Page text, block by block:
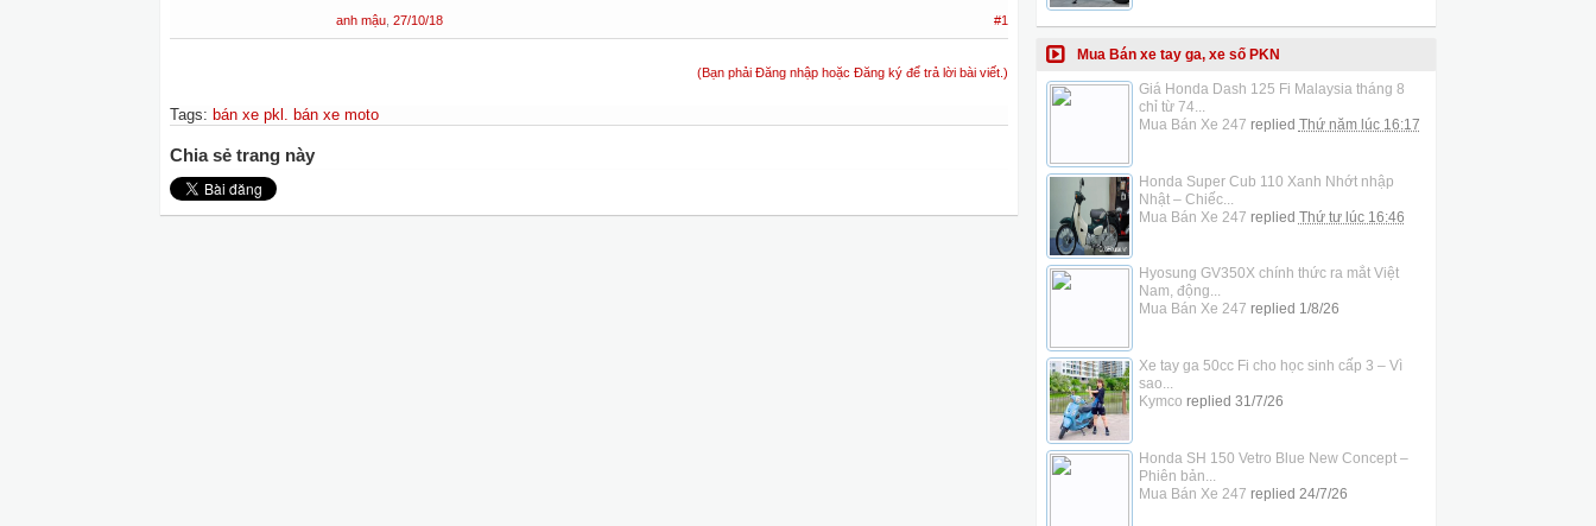
anh mậu 27/10/18 #1
(Bạn phải Đăng nhập hoặc Đăng ký để trả lời bài viết.)
Tags: bán xe pkl. bán xe moto
Chia sẻ trang này
Mua Bán xe tay ga, xe số PKN
Giá Honda Dash 125 Fi Malaysia tháng 8
chỉ từ 74...
Mua Bán Xe 247 replied Thứ năm lúc 16:17
Honda Super Cub 110 Xanh Nhớt nhập
Nhật – Chiếc...
Mua Bán Xe 247 replied Thứ tư lúc 16:46
Hyosung GV350X chính thức ra mắt Việt
Nam, động...
Mua Bán Xe 247 replied 1/8/26
Xe tay ga 50cc Fi cho học sinh cấp 3 – Vì
sao...
Kymco replied 31/7/26
Honda SH 150 Vetro Blue New Concept –
Phiên bản...
Mua Bán Xe 247 replied 24/7/26